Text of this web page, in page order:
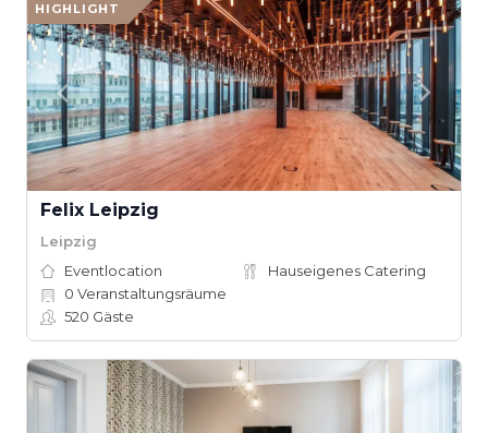
HIGHLIGHT
Felix Leipzig
Leipzig
Eventlocation
Hauseigenes Catering
0 Veranstaltungsräume
520 Gäste